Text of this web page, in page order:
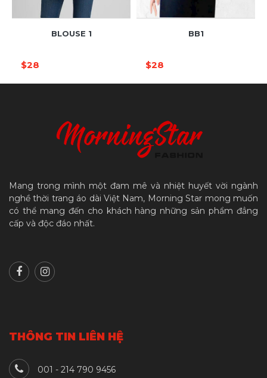
BLOUSE 1
$28
BB1
$28
Mang trong mình một đam mê và nhiệt huyết vời ngành
nghề thời trang áo dài Việt Nam, Morning Star mong muốn
có thể mang đến cho khách hàng những sản phẩm đẳng
cấp và độc đáo nhất.
THÔNG TIN LIÊN HỆ
001 - 214 790 9456